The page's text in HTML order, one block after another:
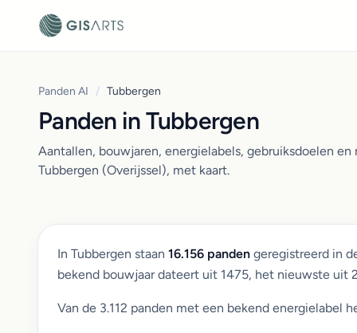
Panden AI / Tubbergen
Panden in Tubbergen
Aantallen, bouwjaren, energielabels, gebruiksdoelen en
Tubbergen (Overijssel), met kaart.
In Tubbergen staan 16.156 panden geregistreerd in
bekend bouwjaar dateert uit 1475, het nieuwste uit
Van de 3.112 panden met een bekend energielabel